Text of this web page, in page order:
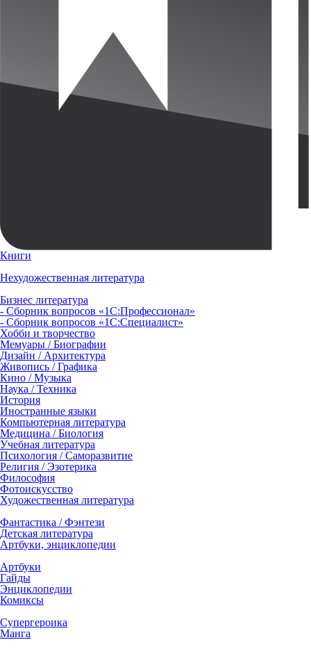
Книги
Нехудожественная литература
Бизнес литература
- Сборник вопросов «1С:Профессионал»
- Сборник вопросов «1С:Специалист»
Хобби и творчество
Мемуары / Биографии
Дизайн / Архитектура
Живопись / Графика
Кино / Музыка
Наука / Техника
История
Иностранные языки
Компьютерная литература
Медицина / Биология
Учебная литература
Психология / Саморазвитие
Религия / Эзотерика
Философия
Фотоискусство
Художественная литература
Фантастика / Фэнтези
Детская литература
Артбуки, энциклопедии
Артбуки
Гайды
Энциклопедии
Комиксы
Супергероика
Манга